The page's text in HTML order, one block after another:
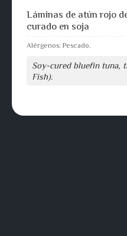
Láminas de atún rojo
curado en soja
Alérgenos: Pescado.
Soy-cured bluefin tuna,
Fish).